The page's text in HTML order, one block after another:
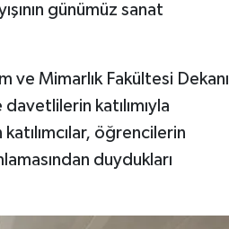
günümüz sanat
ve Mimarlık Fakültesi Dekanı
katılımıyla
öğrencilerin
duydukları